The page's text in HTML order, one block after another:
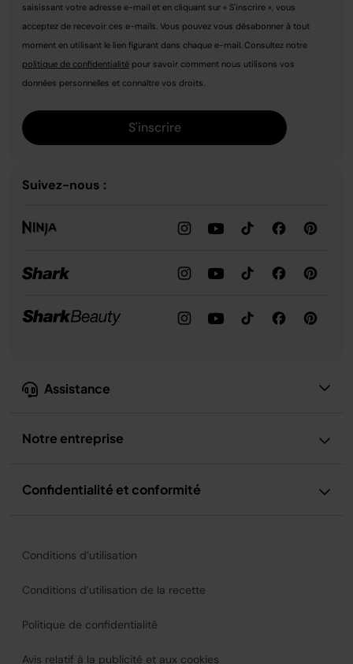
Assistance
Notre entreprise
Confidentialité et conformité
saisissant votre adresse e-mail et en cliquant sur « S'inscrire », vous
acceptez de recevoir ces e-mails. Vous pouvez vous désabonner à tout
moment en utilisant le lien figurant dans chaque e-mail. Consultez notre
politique de confidentialité pour savoir comment nous utilisons vos
données personnelles et connaître vos droits.
S'inscrire
Suivez-nous :
Conditions d’utilisation
Conditions d’utilisation de la recette
Politique de confidentialité
Avis relatif à la publicité et aux cookies